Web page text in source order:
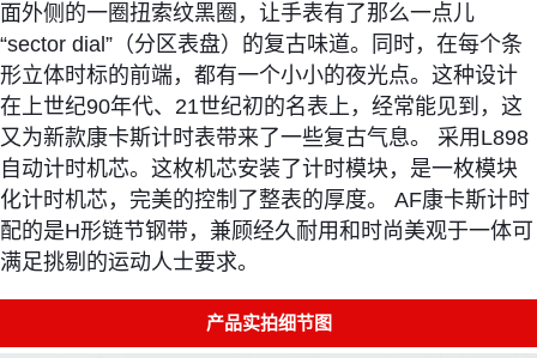
面外侧的一圈扭索纹黑圈，让手表有了那么一点儿
“sector dial”（分区表盘）的复古味道。同时，在每个条
形立体时标的前端，都有一个小小的夜光点。这种设计
在上世纪90年代、21世纪初的名表上，经常能见到，这
又为新款康卡斯计时表带来了一些复古气息。 采用L898
自动计时机芯。这枚机芯安装了计时模块，是一枚模块
化计时机芯，完美的控制了整表的厚度。 AF康卡斯计时
配的是H形链节钢带，兼顾经久耐用和时尚美观于一体可
满足挑剔的运动人士要求。
产品实拍细节图